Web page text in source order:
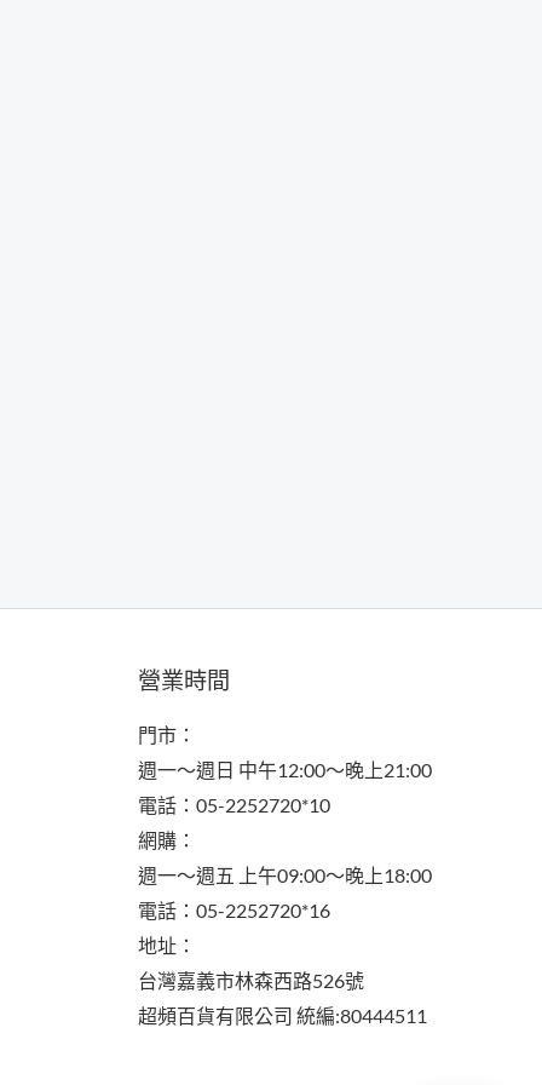
營業時間
門市：
週一～週日 中午12:00～晚上21:00
電話：05-2252720*10
網購：
週一～週五 上午09:00～晚上18:00
電話：05-2252720*16
地址：
台灣嘉義市林森西路526號
超頻百貨有限公司 統編:80444511